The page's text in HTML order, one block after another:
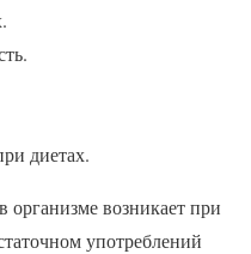
диетах.
возникает при
употреблений